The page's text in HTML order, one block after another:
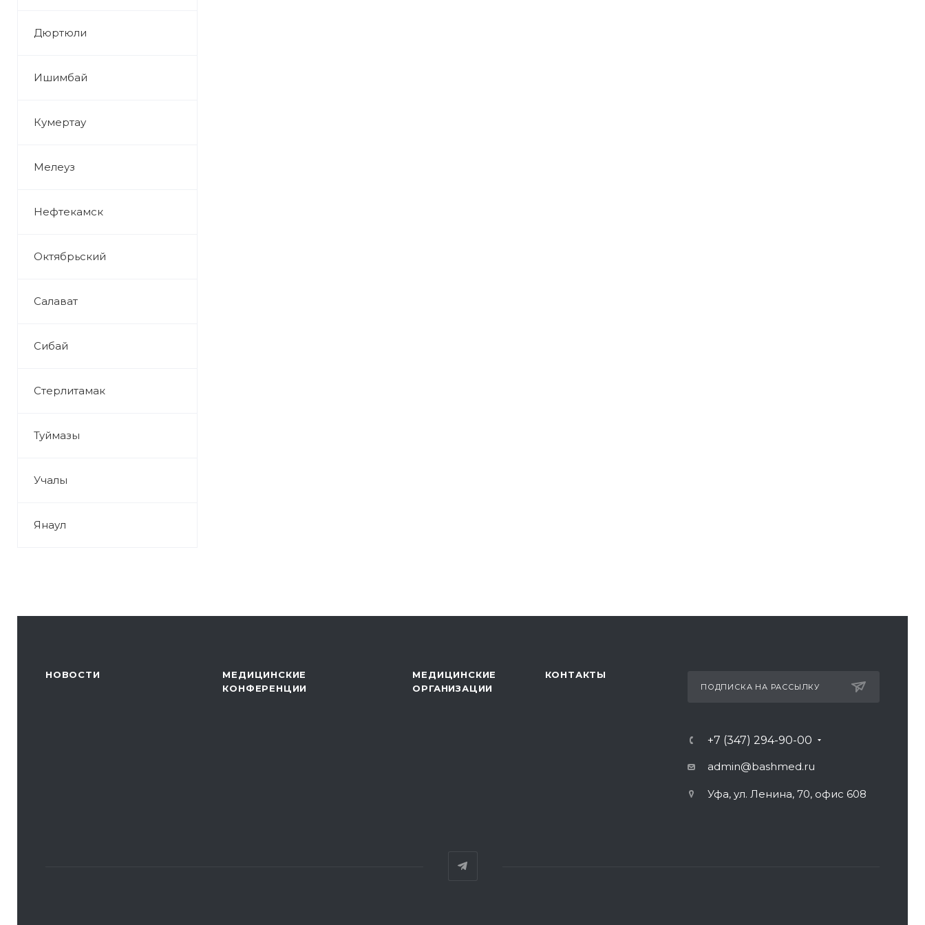
Дюртюли
Ишимбай
Кумертау
Мелеуз
Нефтекамск
Октябрьский
Салават
Сибай
Стерлитамак
Туймазы
Учалы
Янаул
НОВОСТИ
МЕДИЦИНСКИЕ
КОНФЕРЕНЦИИ
МЕДИЦИНСКИЕ
ОРГАНИЗАЦИИ
КОНТАКТЫ
ПОДПИСКА НА РАССЫЛКУ
+7 (347) 294-90-00
admin@bashmed.ru
Уфа, ул. Ленина, 70, офис 608